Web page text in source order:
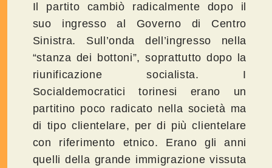
Il partito cambiò radicalmente dopo il
suo ingresso al Governo di Centro
Sinistra. Sull’onda dell’ingresso nella
“stanza dei bottoni”, soprattutto dopo la
riunificazione socialista. I
Socialdemocratici torinesi erano un
partitino poco radicato nella società ma
di tipo clientelare, per di più clientelare
con riferimento etnico. Erano gli anni
quelli della grande immigrazione vissuta